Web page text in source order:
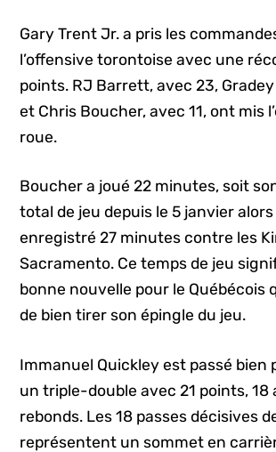
Gary Trent Jr. a pris les
l’offensive torontoise avec une
points. RJ Barrett, avec 23, Gradey
et Chris Boucher, avec 11, ont mis
roue.
Boucher a joué 22 minutes, soit
total de jeu depuis le 5 janvier alors
enregistré 27 minutes contre les
Sacramento. Ce temps de jeu
bonne nouvelle pour le Québécois
de bien tirer son épingle du jeu.
Immanuel Quickley est passé bien
un triple-double avec 21 points, 18
rebonds. Les 18 passes décisives
représentent un sommet en